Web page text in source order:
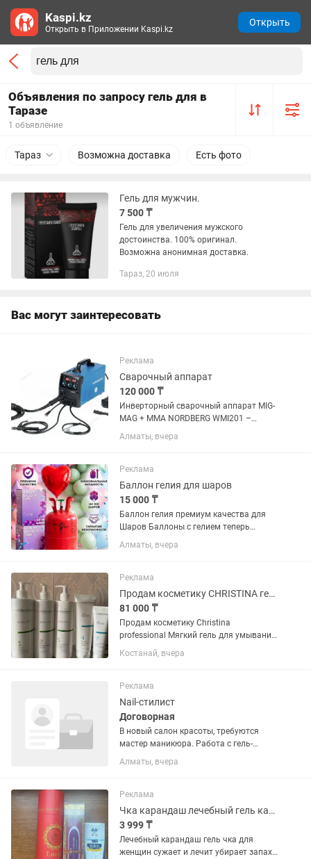
Объявления по запросу гель для в
Таразе
1 объявление
Тараз Возможна доставка Есть фото
Гель для мужчин.
7 500 ₸
Гель для увеличения мужского
достоинства. 100% оригинал.
Возможна анонимная доставка.
Тараз, 20 июля
Вас могут заинтересовать
Реклама
Сварочный аппарат
120 000 ₸
Инверторный сварочный аппарат MIG-
MAG + MMA NORDBERG WMI201 –
устройство для сварки углеродистых и
легированных сталей. ФУНКЦИОНАЛ
в среде защитных газов MAG...
Алматы, вчера
Реклама
Баллон гелия для шаров
15 000 ₸
Баллон гелия премиум качества для
Шаров Баллоны с гелием теперь
можно покупать выгодно и
использовать дома Подходит и для
видов Шаров Баллон компактный
,легкий...
Алматы, вчера
Реклама
Продам косметику CHRISTINA гель, тоник
81 000 ₸
Продам косметику Christina
professional Мягкий гель для умывания
шаг 1: 20000 тенге Освежающий тоник
шаг 2: 18000 тенге Успокаивающий
Ультра питательная маска:...
Костанай, вчера
Реклама
Nail-стилист
Договорная
В новый салон красоты, требуются
мастер маникюра. Работа с гель-
лаком, наращивание ногтей, знание
санитарных норм. График работы 2/2 с
Алматы, вчера
Реклама
Чка карандаш лечебный гель капсула для женщин
3 999 ₸
Лечебный карандаш гель чка для
женщин сужает и лечит убирает запах
Kaspi.kz
Открыть в Приложении Kaspi.kz
Открыть